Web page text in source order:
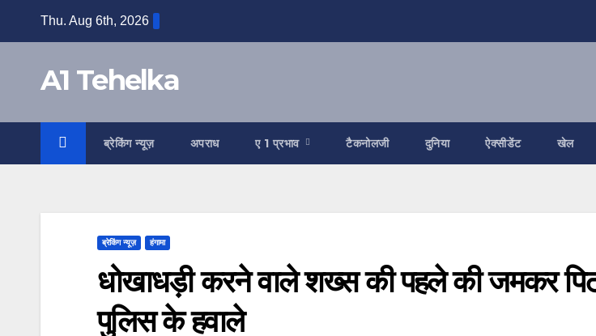
Thu. Aug 6th, 2026
A1 Tehelka
ब्रेकिंग न्यूज़ अपराध ए 1 प्रभाव टैकनोलजी दुनिया ऐक्सीडेंट खेल
ब्रेकिंग न्यूज़ हंगामा
धोखाधड़ी करने वाले शख्स की पहले की जमकर
पुलिस के हवाले